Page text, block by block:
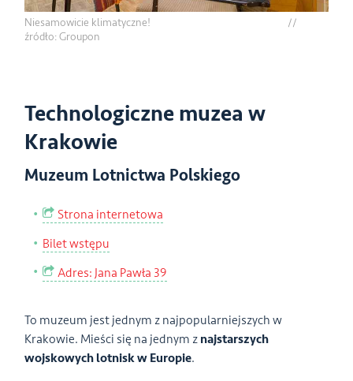
Niesamowicie klimatyczne! //
źródło: Groupon
Technologiczne muzea w
Krakowie
Muzeum Lotnictwa Polskiego
Strona internetowa
Bilet wstępu
Adres: Jana Pawła 39
To muzeum jest jednym z najpopularniejszych w
Krakowie. Mieści się na jednym z najstarszych
wojskowych lotnisk w Europie.